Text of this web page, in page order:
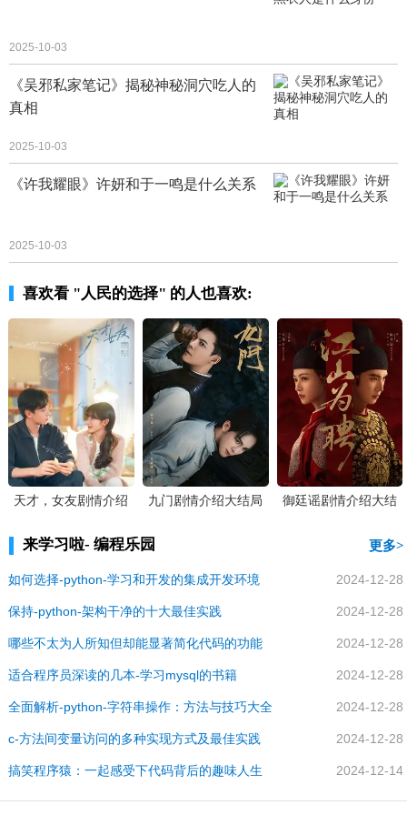
2025-10-03
《吴邪私家笔记》揭秘神秘洞穴吃人的
真相
2025-10-03
《许我耀眼》许妍和于一鸣是什么关系
2025-10-03
喜欢看 "人民的选择" 的人也喜欢:
天才，女友剧情介绍
九门剧情介绍大结局
御廷谣剧情介绍大结
来学习啦- 编程乐园 更多
2024-12-28
如何选择-python-学习和开发的集成开发环境
2024-12-28
保持-python-架构干净的十大最佳实践
2024-12-28
哪些不太为人所知但却能显著简化代码的功能
2024-12-28
适合程序员深读的几本-学习mysql的书籍
2024-12-28
全面解析-python-字符串操作：方法与技巧大全
2024-12-28
c-方法间变量访问的多种实现方式及最佳实践
2024-12-14
搞笑程序猿：一起感受下代码背后的趣味人生